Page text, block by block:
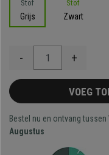
Grijs Zwart
- +
VOEG
Bestel nu en ontvang tussen
Augustus